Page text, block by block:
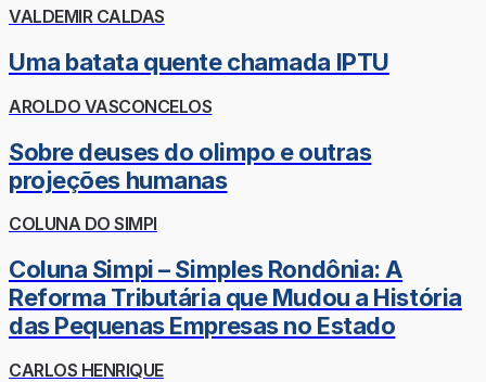
VALDEMIR CALDAS
Uma batata quente chamada IPTU
AROLDO VASCONCELOS
Sobre deuses do olimpo e outras
projeções humanas
COLUNA DO SIMPI
Coluna Simpi – Simples Rondônia: A
Reforma Tributária que Mudou a História
das Pequenas Empresas no Estado
CARLOS HENRIQUE